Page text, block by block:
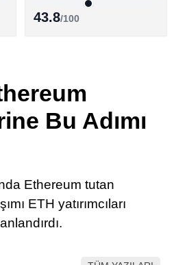
Youtube
TikTok
LinkedIn
43.8/100
Bu Adımı
Ethereum tutan
ETH yatırımcıları